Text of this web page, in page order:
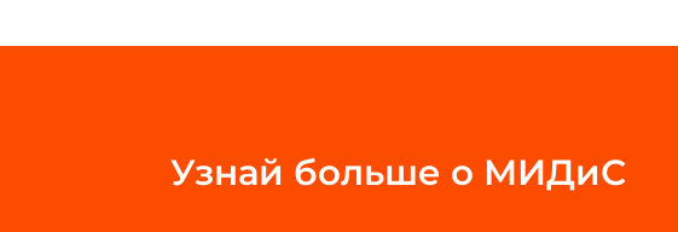
Узнай больше о МИДиС